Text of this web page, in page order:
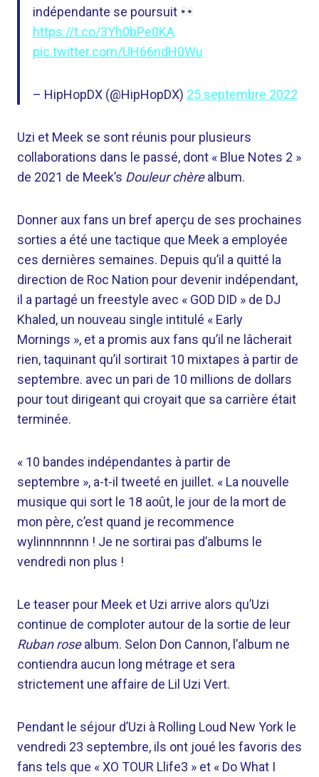
indépendante se poursuit
https://t.co/3Yh0bPe0KA
pic.twitter.com/UH66ndH0Wu
– HipHopDX (@HipHopDX) 25 septembre 2022
Uzi et Meek se sont réunis pour plusieurs
collaborations dans le passé, dont « Blue Notes 2 »
de 2021 de Meek’s Douleur chèrealbum.
Donner aux fans un bref aperçu de ses prochaines
sorties a été une tactique que Meek a employée
ces dernières semaines. Depuis qu’il a quitté la
direction de Roc Nation pour devenir indépendant,
il a partagé un freestyle avec « GOD DID » de DJ
Khaled, un nouveau single intitulé « Early
Mornings », et a promis aux fans qu’il ne lâcherait
rien, taquinant qu’il sortirait 10 mixtapes à partir de
septembre. avec un pari de 10 millions de dollars
pour tout dirigeant qui croyait que sa carrière était
terminée.
« 10 bandes indépendantes à partir de
septembre », a-t-il tweeté en juillet. « La nouvelle
musique qui sort le 18 août, le jour de la mort de
mon père, c’est quand je recommence
wylinnnnnnn ! Je ne sortirai pas d’albums le
vendredi non plus !
Le teaser pour Meek et Uzi arrive alors qu’Uzi
continue de comploter autour de la sortie de leur
Ruban rosealbum. Selon Don Cannon, l’album ne
contiendra aucun long métrage et sera
strictement une affaire de Lil Uzi Vert.
Pendant le séjour d’Uzi à Rolling Loud New York le
vendredi 23 septembre, ils ont joué les favoris des
fans tels que « XO TOUR Llife3 » et « Do What I